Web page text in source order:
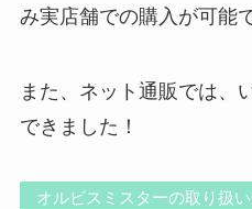
み実店舗での購入が可能
また、ネット通販では、
できました！
オルビスミスターの取り扱